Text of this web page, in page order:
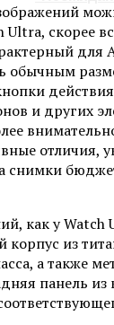
скорее
для
обычным
и других
отличия,
снимки
как у Watch
из
а также
панель